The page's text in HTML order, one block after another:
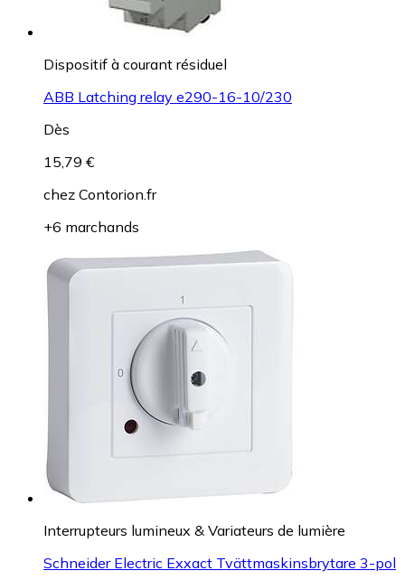
Dispositif à courant résiduel
ABB Latching relay e290-16-10/230
Dès
15,79 €
chez Contorion.fr
+6 marchands
Interrupteurs lumineux & Variateurs de lumière
Schneider Electric Exxact Tvättmaskinsbrytare 3-pol